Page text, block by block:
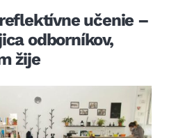
učenie –
odborníkov,
žije